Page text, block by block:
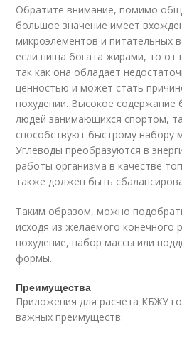
Обратите внимание, помимо
большое значение имеет
микроэлементов и питательных
если пища богата жирами, то от
так как она обладает
ценностью и может стать
похудении. Высокое содержание
людей занимающихся спортом,
способствуют быстрому набору
Углеводы преобразуются в
работы организма в качестве
также должен быть
Таким образом, можно
исходя из желаемого конечного
похудение, набор массы или
формы.
Преимущества
Приложения для расчета КБЖУ
важных преимуществ: